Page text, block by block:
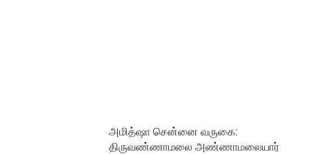
அமித்ஷா சென்னை வருகை:
திருவண்ணாமலை அண்ணாமலையார்